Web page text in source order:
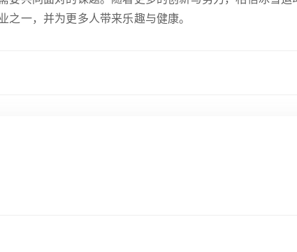
一，并为更多人带来乐趣与健康。